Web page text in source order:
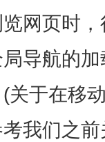
网页时
导航的
关于在移
我们之